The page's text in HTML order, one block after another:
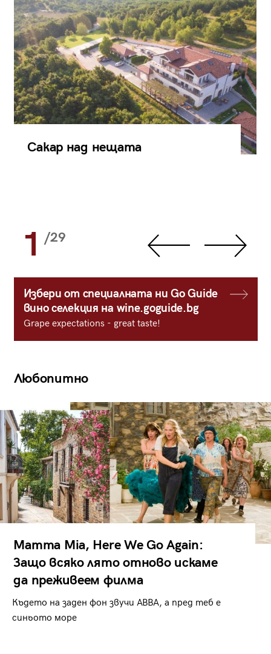
Сакар над нещата
1 /29
Избери от специалната ни Go Guide
вино селекция на wine.goguide.bg
Grape expectations - great taste!
Любопитно
Mamma Mia, Here We Go Again:
Защо всяко лято отново искаме
да преживеем филма
Където на заден фон звучи ABBA, а пред теб е
синьото море